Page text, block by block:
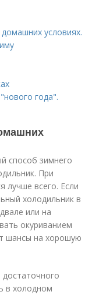
условиях.
года".
способ зимнего
При
лучше всего. Если
холодильник в
или на
окуриванием
шансы на хорошую
в холодном